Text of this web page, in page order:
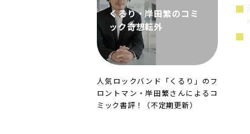
くるり・岸田繁のコミ
ック奇想転外
人気ロックバンド「くるり」のフ
ロントマン・岸田繁さんによるコ
ミック書評！（不定期更新）